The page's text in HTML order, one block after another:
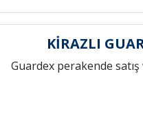
KİRAZLI
Guardex perakende